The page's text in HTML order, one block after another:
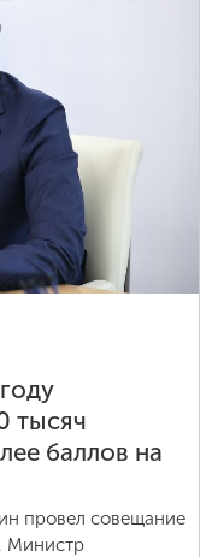
тысяч
баллов на
провел совещание
Министр